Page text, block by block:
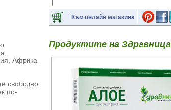
Африка
свободно
по-
Към онлайн магазина
Продуктите на Здравница